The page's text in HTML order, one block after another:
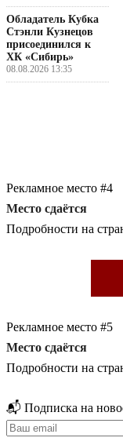
Обладатель Кубка
Стэнли Кузнецов
присоединился к
ХК «Сибирь»
08.08.2026 13:35
Рекламное место #4
Место сдаётся
Подробности на
Рекламное место #5
Место сдаётся
Подробности на
📬 Подписка на